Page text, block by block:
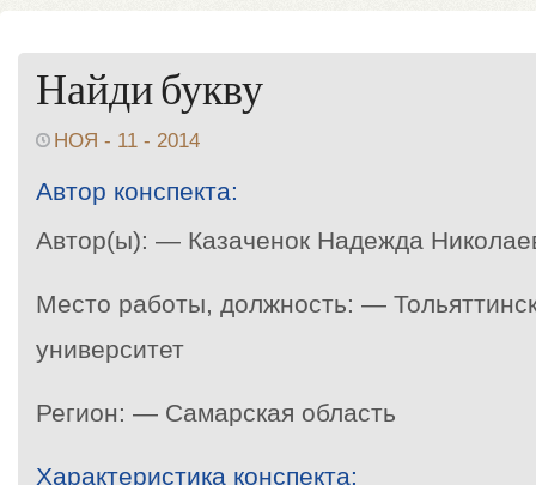
Найди букву
НОЯ - 11 - 2014
Автор конспекта:
Автор(ы): — Казаченок Надежда
Место работы, должность: —
университет
Регион: — Самарская область
Характеристика конспекта: